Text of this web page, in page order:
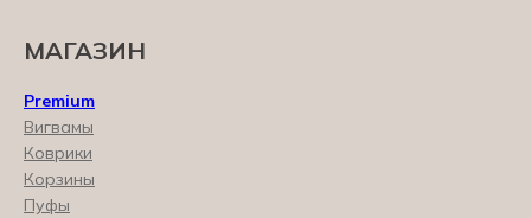
МАГАЗИН
Premium
Вигвамы
Коврики
Корзины
Пуфы